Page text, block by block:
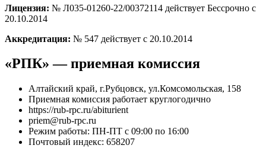
Лицензия: № Л035-01260-22/00372114 действует Бессрочно с
20.10.2014
Аккредитация: № 547 действует с 20.10.2014
«РПК» — приемная комиссия
Алтайский край, г.Рубцовск, ул.Комсомольская, 158
Приемная комиссия работает круглогодично
https://rub-rpc.ru/abiturient
priem@rub-rpc.ru
Режим работы: ПН-ПТ с 09:00 по 16:00
Почтовый индекс: 658207